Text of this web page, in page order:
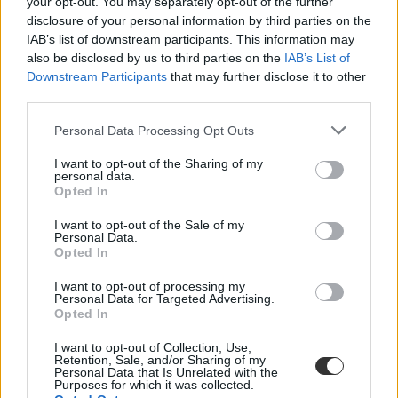
disclosure of your personal information by third parties on the
IAB’s list of downstream participants. This information may
also be disclosed by us to third parties on the IAB’s List of
Downstream Participants that may further disclose it to other
Personal Data Processing Opt Outs
I want to opt-out of the Sharing of my
personal data.
Opted In
I want to opt-out of the Sale of my
Personal Data.
Opted In
I want to opt-out of processing my
Personal Data for Targeted Advertising.
Opted In
I want to opt-out of Collection, Use,
Retention, Sale, and/or Sharing of my
Personal Data that Is Unrelated with the
Purposes for which it was collected.
kampány
iskolai agresszió
kiközösítés
bullying
iskolai bántalmazás
PirosLapNap